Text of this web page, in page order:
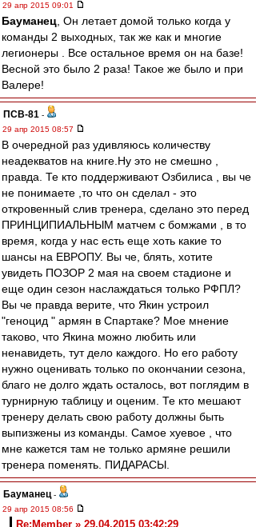
29 апр 2015 09:01
Бауманец , Он летает домой только когда у
команды 2 выходных, так же как и многие
легионеры . Все остальное время он на базе!
Весной это было 2 раза! Такое же было и при
Валере!
ПСВ-81 -
29 апр 2015 08:57
В очередной раз удивляюсь количеству
неадекватов на книге.Ну это не смешно ,
правда. Те кто поддерживают Озбилиса , вы че
не понимаете ,то что он сделал - это
откровенный слив тренера, сделано это перед
ПРИНЦИПИАЛЬНЫМ матчем с бомжами , в то
время, когда у нас есть еще хоть какие то
шансы на ЕВРОПУ. Вы че, блять, хотите
увидеть ПОЗОР 2 мая на своем стадионе и
еще один сезон наслаждаться только РФПЛ?
Вы че правда верите, что Якин устроил
"геноцид " армян в Спартаке? Мое мнение
таково, что Якина можно любить или
ненавидеть, тут дело каждого. Но его работу
нужно оценивать только по окончании сезона,
благо не долго ждать осталось, вот поглядим в
турнирную таблицу и оценим. Те кто мешают
тренеру делать свою работу должны быть
выпизжены из команды. Самое хуевое , что
мне кажется там не только армяне решили
тренера поменять. ПИДАРАСЫ.
Бауманец -
29 апр 2015 08:56
Re:Member » 29.04.2015 03:42:29